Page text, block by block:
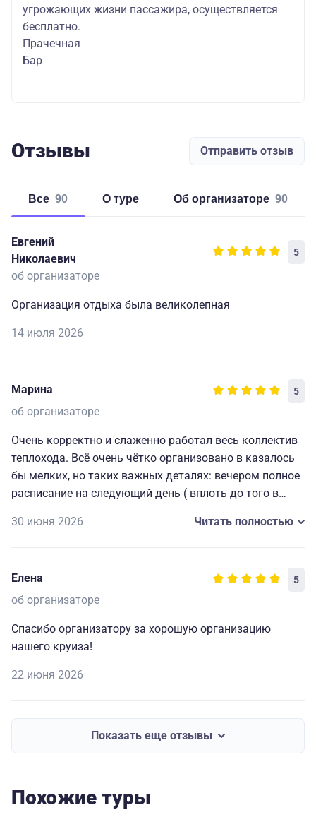
угрожающих жизни пассажира, осуществляется
бесплатно.
Прачечная
Бар
Отзывы Отправить отзыв
Все 90 о туре об организаторе 90
Евгений
Николаевич
5
об организаторе
Организация отдыха была великолепная
14 июля 2026
Марина 5
об организаторе
Очень корректно и слаженно работал весь коллектив
теплохода. Всё очень чётко организовано в казалось
бы мелких, но таких важных деталях: вечером полное
расписание на следующий день ( вплоть до того в
работающие наушники для экскурсий и т. д. Мелочи,
капитану и всему составу за прекрасно
организованный отдых.🥰
30 июня 2026 Читать полностью
Елена 5
об организаторе
Спасибо организатору за хорошую организацию
нашего круиза!
22 июня 2026
Показать еще отзывы
Похожие туры